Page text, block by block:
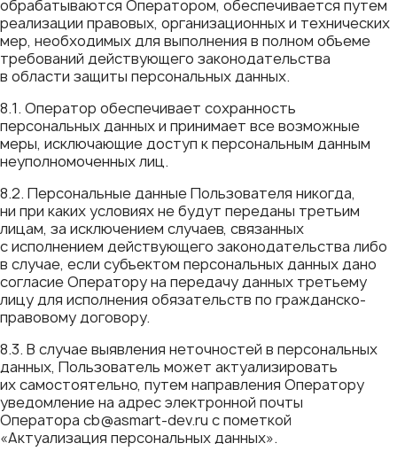
обрабатываются Оператором, обеспечивается путем
реализации правовых, организационных и технических
мер, необходимых для выполнения в полном объеме
требований действующего законодательства
в области защиты персональных данных.
8.1. Оператор обеспечивает сохранность
персональных данных и принимает все возможные
меры, исключающие доступ к персональным данным
неуполномоченных лиц.
8.2. Персональные данные Пользователя никогда,
ни при каких условиях не будут переданы третьим
лицам, за исключением случаев, связанных
с исполнением действующего законодательства либо
в случае, если субъектом персональных данных дано
согласие Оператору на передачу данных третьему
лицу для исполнения обязательств по гражданско-
правовому договору.
8.3. В случае выявления неточностей в персональных
данных, Пользователь может актуализировать
их самостоятельно, путем направления Оператору
уведомление на адрес электронной почты
Оператора cb@asmart-dev.ru с пометкой
«Актуализация персональных данных».